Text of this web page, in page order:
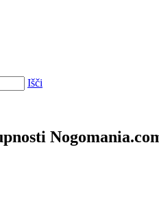
Išči